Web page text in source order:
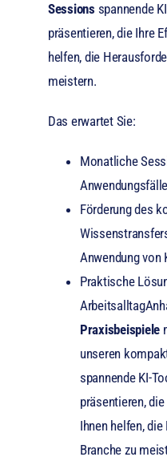
Sessions spannende
präsentieren, die Ihre
helfen, die
meistern.
Das erwartet Sie:
Monatliche
Förderung des
Anwendung von
Praktische
Praxisbeispiele
unseren
spannende KI-
präsentieren,
Ihnen helfen,
Branche zu